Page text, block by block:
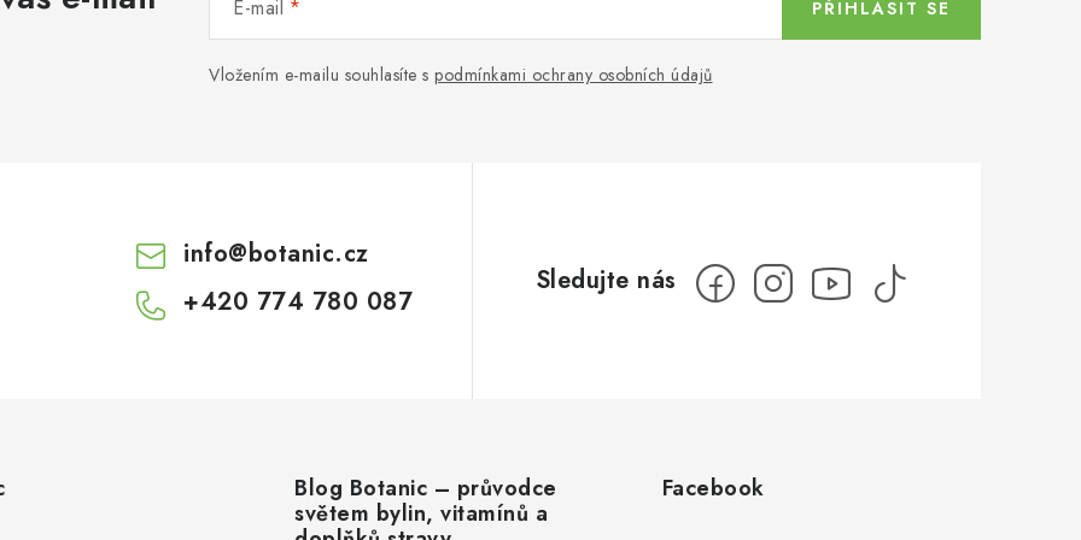
E-mail
Vložením e-mailu souhlasíte s podmínkami ochrany osobních údajů
PŘIHLÁSIT SE
info@botanic.cz
+420 774 780 087
Blog Botanic – průvodce
světem bylin, vitamínů a
Facebook